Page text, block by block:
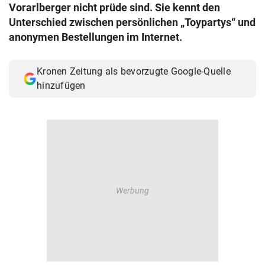
© Krone Multimedia GmbH & Co KG 2026
Muthgasse 2, 1190 Wien
Vorarlberger nicht prüde sind. Sie kennt den
Unterschied zwischen persönlichen „Toypartys“ und
anonymen Bestellungen im Internet.
Kronen Zeitung als bevorzugte Google-Quelle
hinzufügen